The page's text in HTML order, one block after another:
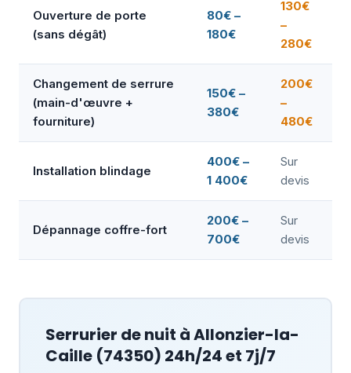
Ouverture de porte
(sans dégât)
80€ –
180€
130€
–
280€
Changement de serrure
(main-d'œuvre +
fourniture)
150€ –
380€
200€
–
480€
Installation blindage
400€ –
1 400€
Sur
devis
Dépannage coffre-fort
200€ –
700€
Sur
devis
Serrurier de nuit àAllonzier-la-
Caille(74350) 24h/24 et 7j/7